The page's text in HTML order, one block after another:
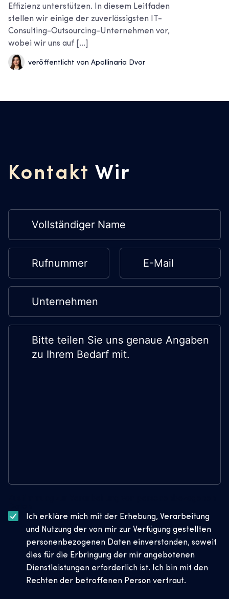
Effizienz unterstützen. In diesem Leitfaden
stellen wir einige der zuverlässigsten IT-
Consulting-Outsourcing-Unternehmen vor,
wobei wir uns auf [...]
veröffentlicht von Apollinaria Dvor
Kontakt Wir
Ich erkläre mich mit der Erhebung, Verarbeitung
und Nutzung der von mir zur Verfügung gestellten
personenbezogenen Daten einverstanden, soweit
dies für die Erbringung der mir angebotenen
Dienstleistungen erforderlich ist. Ich bin mit den
Rechten der betroffenen Person vertraut.